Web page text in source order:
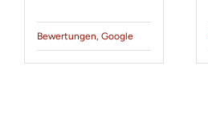
Bewertungen, Google